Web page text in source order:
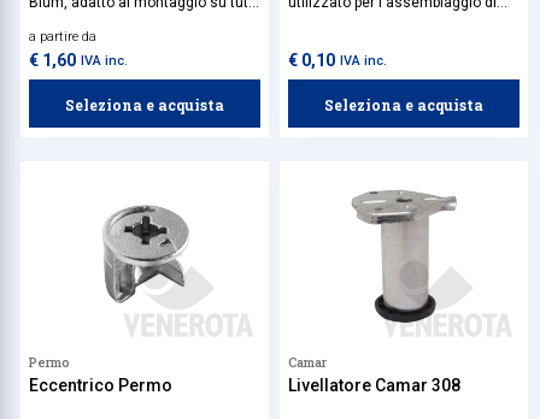
Disponibile per lato sx o dx.
a partire da
€ 1,60 IVA inc.
Seleziona e acquista
€ 0,10 IVA inc.
Seleziona e acquista
Permo
Eccentrico Permo
Camar
Livellatore Camar 308